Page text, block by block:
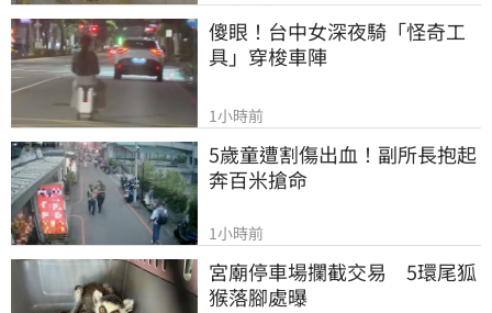
傻眼！台中女深夜騎「怪奇工
具」穿梭車陣
1小時前
5歲童遭割傷出血！副所長抱起
奔百米搶命
1小時前
宮廟停車場攔截交易　5環尾狐
猴落腳處曝